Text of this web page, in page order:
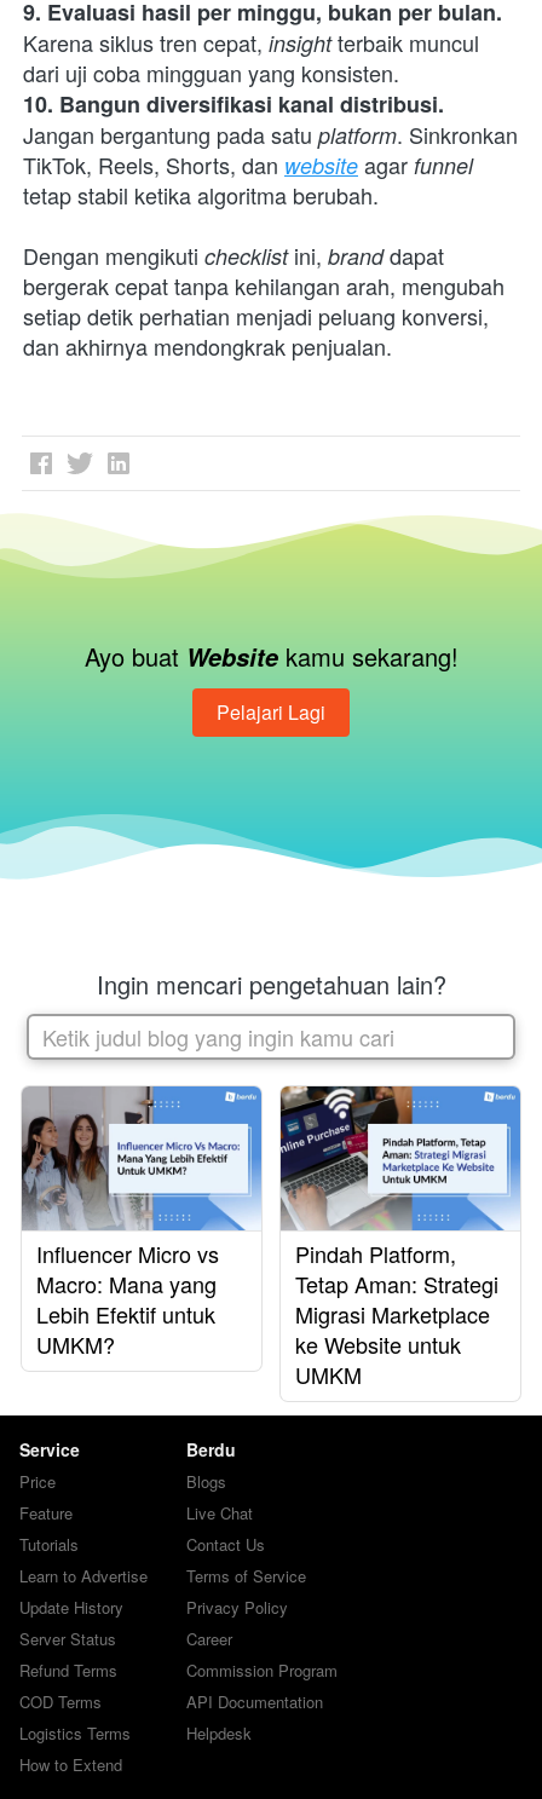
Karena siklus tren cepat, insight terbaik muncul
dari uji coba mingguan yang konsisten.
10. Bangun diversifikasi kanal distribusi.
Jangan bergantung pada satu platform. Sinkronkan
TikTok, Reels, Shorts, dan website agar funnel
tetap stabil ketika algoritma berubah.
Dengan mengikuti checklist ini, brand dapat
bergerak cepat tanpa kehilangan arah, mengubah
setiap detik perhatian menjadi peluang konversi,
dan akhirnya mendongkrak penjualan.
Ayo buat Website kamu sekarang!
`Pelajari Lagi
Ingin mencari pengetahuan lain?
Ketik judul blog yang ingin kamu cari
Influencer Micro vs
Macro: Mana yang
Lebih Efektif untuk
UMKM?
Pindah Platform,
Tetap Aman: Strategi
Migrasi Marketplace
ke Website untuk
UMKM
Service
Price
Feature
Tutorials
Learn to Advertise
Update History
Server Status
Refund Terms
COD Terms
Logistics Terms
How to Extend
Berdu
Blogs
Live Chat
Contact Us
Terms of Service
Privacy Policy
Career
Commission Program
API Documentation
Helpdesk